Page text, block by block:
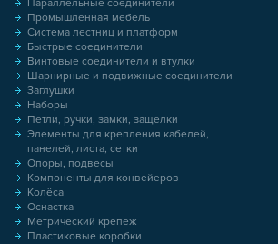
Параллельные соединители
Промышленная мебель
Система лестниц и платформ
Быстрые соединители
Винтовые соединители и втулки
Шарнирные и подвижные соединители
Заглушки
Наборы
Петли, ручки, замки, защелки
Элементы для крепления кабелей,
панелей, листа, сетки
Опоры, подвесы
Компоненты для конвейеров
Колёса
Оснастка
Метрический крепеж
Пластиковые коробки